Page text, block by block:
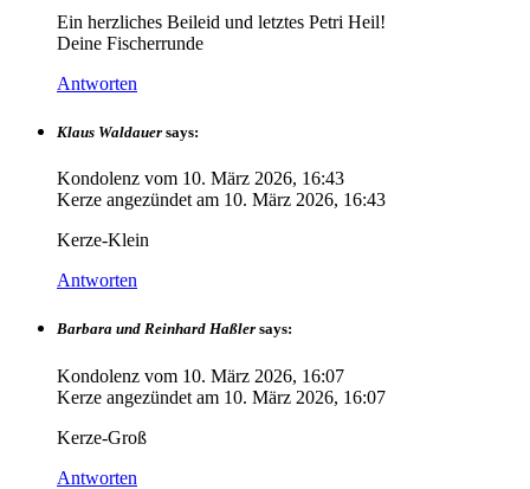
Ein herzliches Beileid und letztes Petri Heil!
Deine Fischerrunde
Antworten
Klaus Waldauer says:
Kondolenz vom 10. März 2026, 16:43
Kerze angezündet am 10. März 2026, 16:43
Kerze-Klein
Antworten
Barbara und Reinhard Haßler says:
Kondolenz vom 10. März 2026, 16:07
Kerze angezündet am 10. März 2026, 16:07
Kerze-Groß
Antworten